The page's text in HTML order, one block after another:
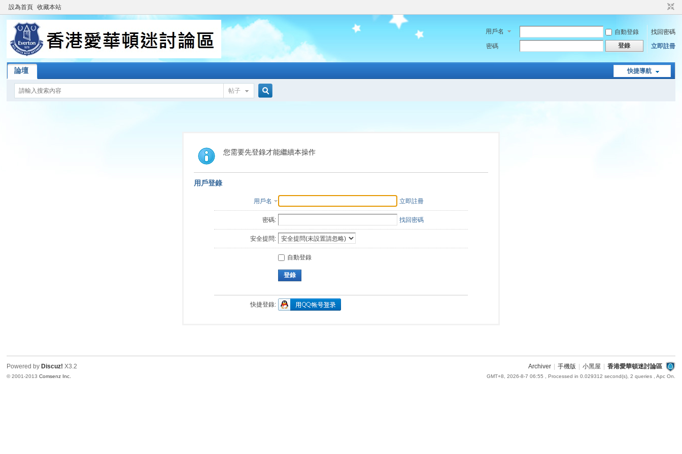
設為首頁 收藏本站
用戶名 自動登錄
找回密碼
密碼
登錄 立即註冊
快捷導航
論壇
帖子
索
您需要先登錄才能繼續本操作
用戶登錄
用戶名 立即註冊
密碼: 找回密碼
安全提問:
自動登錄
登錄
快捷登錄:
Archiver 手機版 小黑屋 香港愛華頓迷討論區
GMT+8, 2026-8-7 06:55 , Processed in 0.029312 second(s), 2 queries , Apc On.
Powered by Discuz! X3.2
© 2001-2013Comsenz Inc.